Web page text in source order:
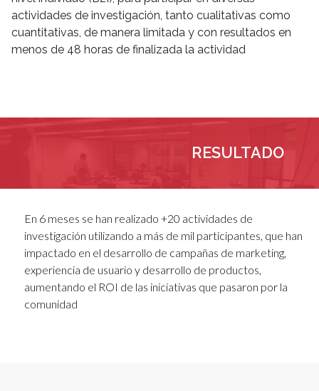
actividades de investigación, tanto cualitativas como
cuantitativas, de manera limitada y con resultados en
menos de 48 horas de finalizada la actividad
RESULTADO
En 6 meses se han realizado +20 actividades de
investigación utilizando a más de mil participantes, que han
impactado en el desarrollo de campañas de marketing,
experiencia de usuario y desarrollo de productos,
aumentando el ROI de las iniciativas que pasaron por la
comunidad